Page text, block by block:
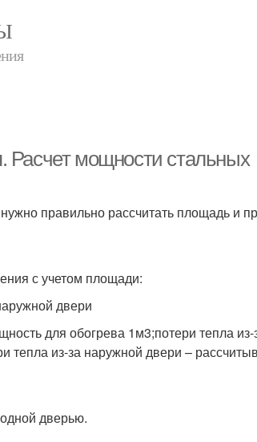
Расчет мощности стальных
правильно рассчитать площадь и
с учетом площади:
двери
для обогрева 1м3;потери тепла из-
тепла из-за наружной двери –
дверью.